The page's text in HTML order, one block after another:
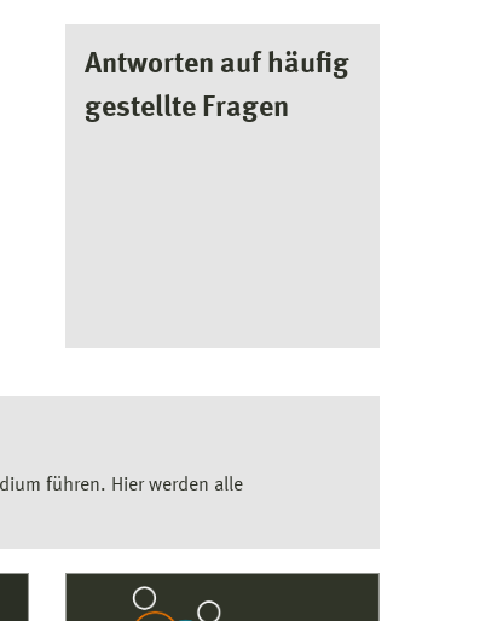
Antworten auf häufig
gestellte Fragen
führen. Hier werden alle